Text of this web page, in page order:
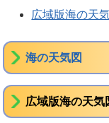
広域版海の天
海の天気図
広域版海の天気